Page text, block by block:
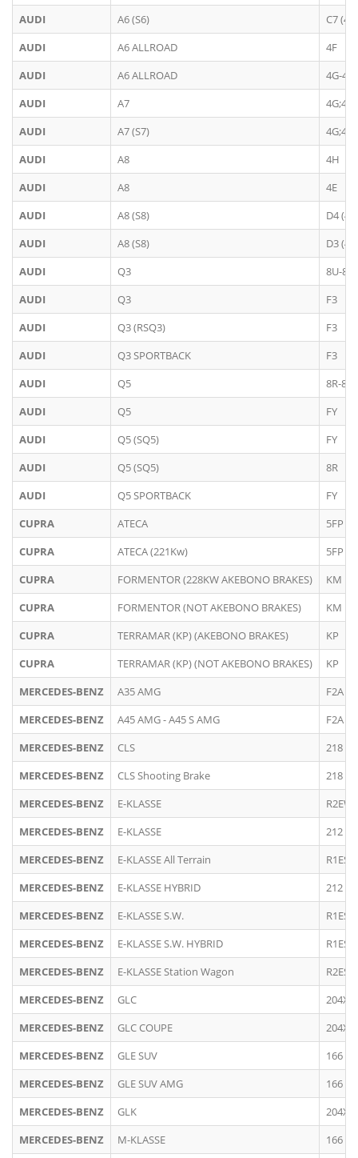
AUDI
A6 (S6)
C7
AUDI
A6 ALLROAD
4F
AUDI
A6 ALLROAD
4G-
AUDI
A7
AUDI
A7 (S7)
AUDI
A8
4H
AUDI
A8
4E
AUDI
A8 (S8)
D4
AUDI
A8 (S8)
D3 (4E)
AUDI
Q3
8U-
AUDI
Q3
F3
AUDI
Q3 (RSQ3)
F3
AUDI
Q3 SPORTBACK
F3
AUDI
Q5
8R-8R1
AUDI
Q5
FY
AUDI
Q5 (SQ5)
FY
AUDI
Q5 (SQ5)
8R
AUDI
Q5 SPORTBACK
FY
CUPRA
ATECA
5FP
CUPRA
ATECA (221Kw)
5FP
CUPRA
FORMENTOR (228KW AKEBONO BRAKES)
KM
CUPRA
FORMENTOR (NOT AKEBONO BRAKES)
KM
CUPRA
TERRAMAR (KP) (AKEBONO BRAKES)
KP
CUPRA
TERRAMAR (KP) (NOT AKEBONO BRAKES)
KP
MERCEDES-BENZ
A35 AMG
F2A
MERCEDES-BENZ
A45 AMG - A45 S AMG
F2A
MERCEDES-BENZ
CLS
218
MERCEDES-BENZ
CLS Shooting Brake
218
MERCEDES-BENZ
E-KLASSE
R2EW
MERCEDES-BENZ
E-KLASSE
212
MERCEDES-BENZ
E-KLASSE All Terrain
R1ES
MERCEDES-BENZ
E-KLASSE HYBRID
212
MERCEDES-BENZ
E-KLASSE S.W.
R1ES
MERCEDES-BENZ
E-KLASSE S.W. HYBRID
R1ES
MERCEDES-BENZ
E-KLASSE Station Wagon
R2ES
MERCEDES-BENZ
GLC
204X
MERCEDES-BENZ
GLC COUPE
204X
MERCEDES-BENZ
GLE SUV
166
MERCEDES-BENZ
GLE SUV AMG
166
MERCEDES-BENZ
GLK
204X
MERCEDES-BENZ
M-KLASSE
166